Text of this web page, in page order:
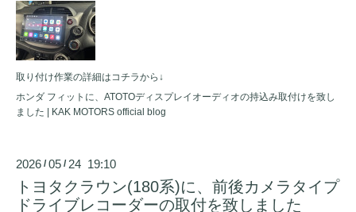
取り付け作業の詳細はコチラから↓
ホンダ フィットに、ATOTOディスプレイオーディオの持込み取付けを致し
ました | KAK MOTORS official blog
2026 /05 / 24 19:10
トヨタクラウン(180系)に、前後カメラタイプ
ドライブレコーダーの取付を致しました